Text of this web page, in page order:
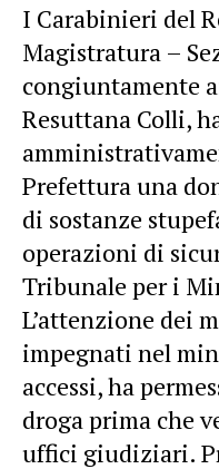
I Carabinieri del
Magistratura –
congiuntamente
Resuttana Colli,
Prefettura una
di sostanze
operazioni di
Tribunale per i
L’attenzione dei
impegnati nel
accessi, ha
droga prima che
uffici giudiziari.